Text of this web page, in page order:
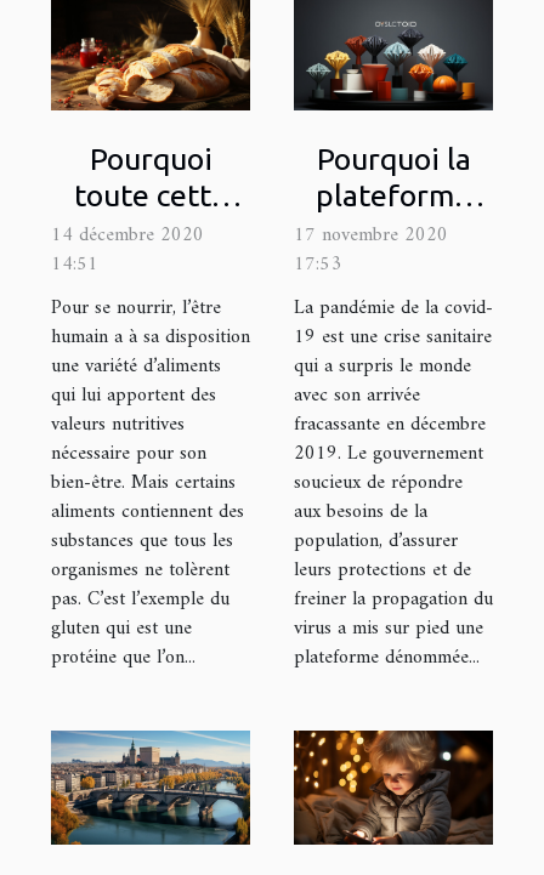
Pourquoi
toute cette
polémique
autour du
gluten ?
14 décembre 2020
14:51
Pour se nourrir, l’être
humain a à sa disposition
une variété d’aliments
qui lui apportent des
valeurs nutritives
nécessaire pour son
bien-être. Mais certains
aliments contiennent des
substances que tous les
organismes ne tolèrent
pas. C’est l’exemple du
gluten qui est une
protéine que l’on...
Pourquoi la
plateforme
StopCovid 19
a été mise en
place ?
17 novembre 2020
17:53
La pandémie de la covid-
19 est une crise sanitaire
qui a surpris le monde
avec son arrivée
fracassante en décembre
2019. Le gouvernement
soucieux de répondre
aux besoins de la
population, d’assurer
leurs protections et de
freiner la propagation du
virus a mis sur pied une
plateforme dénommée...